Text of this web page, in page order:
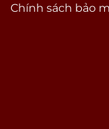
Chính sách bảo